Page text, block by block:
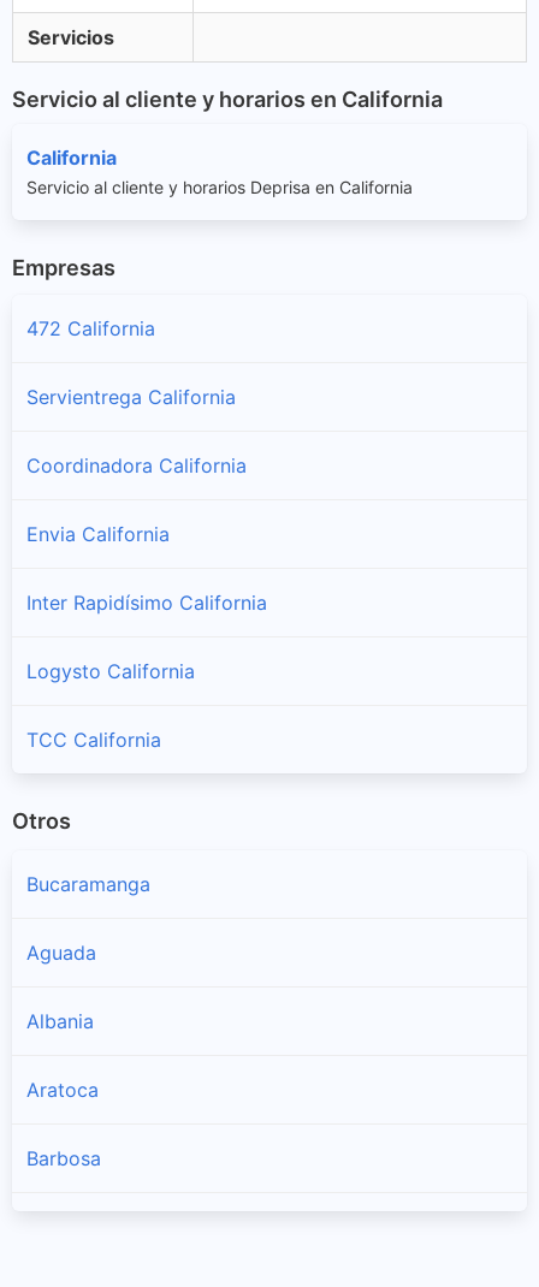
Servicios
Servicio al cliente y horarios en California
California
Servicio al cliente y horarios Deprisa en California
Empresas
472 California
Servientrega California
Coordinadora California
Envia California
Inter Rapidísimo California
Logysto California
TCC California
Otros
Bucaramanga
Aguada
Albania
Aratoca
Barbosa